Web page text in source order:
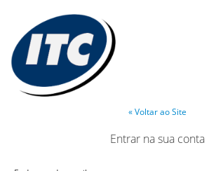
« Voltar ao Site
Entrar na sua conta